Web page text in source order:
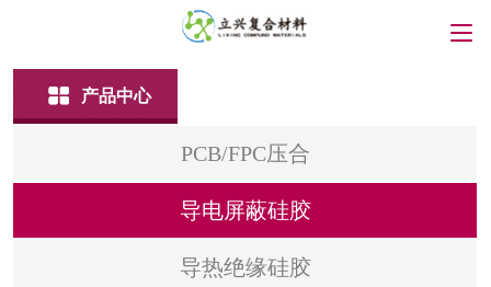
产品中心
PCB/FPC压合
导电屏蔽硅胶
导热绝缘硅胶